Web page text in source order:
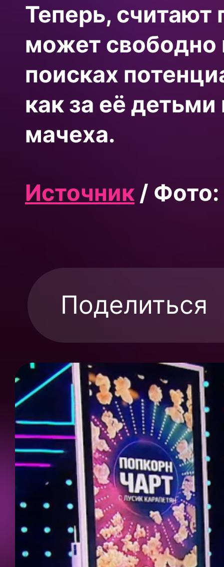
Теперь, считают
может свободно
поисках
как за её
мачеха.
Источник /
Поделиться